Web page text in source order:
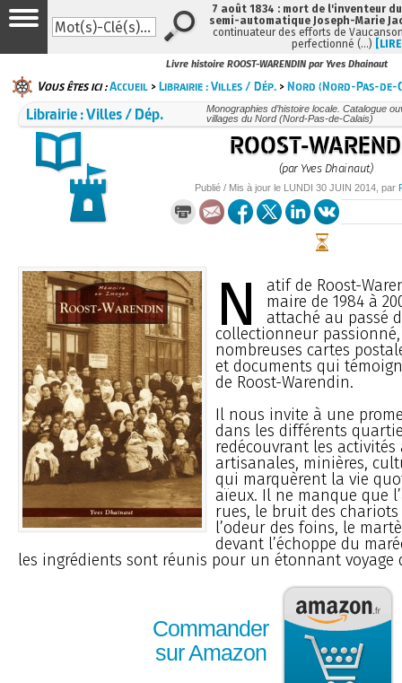
Livre histoire ROOST-WARENDIN par Yves Dhainaut
Vous êtes ici :Accueil >Librairie : Villes / Dép. >Nord (Nord-Pas-de-
Librairie : Villes / Dép.
Monographies d’histoire locale. Catalogue
villages du Nord (Nord-Pas-de-Calais)
ROOST-
(par Yves Dhainaut)
Publié / Mis à jour le LUNDI 30 JUIN 2014 , par
N
atif de Roost-
maire de 1984 à
attaché au passé
collectionneur
nombreuses cartes
et documents qui
de Roost-Warendin.
Il nous invite à une
dans les différents
redécouvrant les activités
artisanales, minières,
qui marquèrent la vie
aïeux. Il ne manque que
rues, le bruit des
l’odeur des foins, le
devant l’échoppe du
les ingrédients sont réunis pour un étonnant voyage
Commander
sur Amazon
7 août 1834 : mort de l'inventeur
semi-automatique Joseph-Marie
continuateur des efforts de
perfectionné (…)